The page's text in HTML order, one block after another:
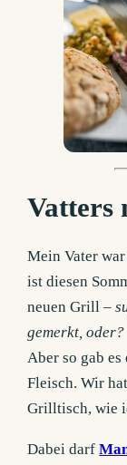
Vatters
Mein Vater
ist diesen
neuen Grill –
gemerkt, oder?
Aber so gab
Fleisch. Wir
Grilltisch, wie
Dabei darf